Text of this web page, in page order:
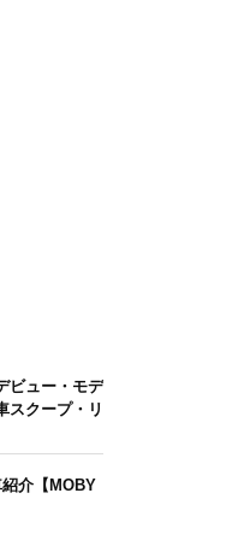
ビュー・モデ
スクープ・リ
介【MOBY